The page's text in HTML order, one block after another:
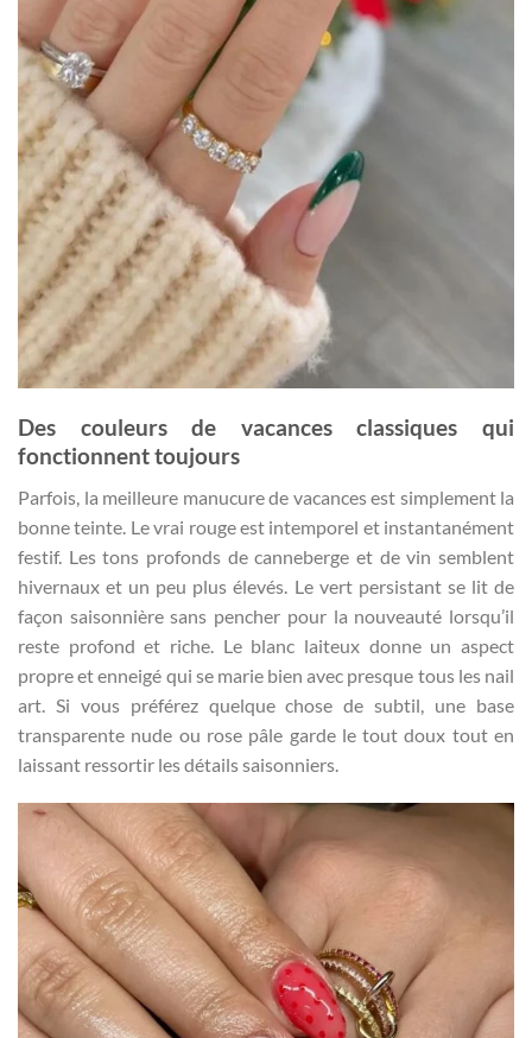
Des couleurs de vacances classiques qui
fonctionnent toujours
Parfois, la meilleure manucure de vacances est simplement la
bonne teinte. Le vrai rouge est intemporel et instantanément
festif. Les tons profonds de canneberge et de vin semblent
hivernaux et un peu plus élevés. Le vert persistant se lit de
façon saisonnière sans pencher pour la nouveauté lorsqu’il
reste profond et riche. Le blanc laiteux donne un aspect
propre et enneigé qui se marie bien avec presque tous les nail
art. Si vous préférez quelque chose de subtil, une base
transparente nude ou rose pâle garde le tout doux tout en
laissant ressortir les détails saisonniers.